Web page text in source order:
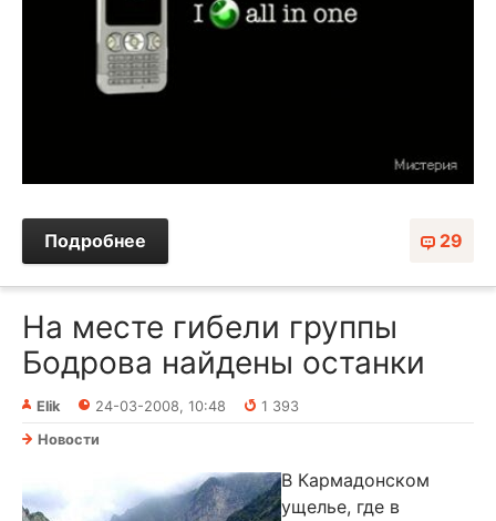
29
Подробнее
На месте гибели группы
Бодрова найдены останки
Elik 24-03-2008, 10:48
1 393
Новости
В Кармадонском
ущелье, где в